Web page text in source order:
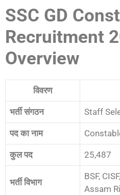
SSC GD
Recruitment
Overview
विवरण
भर्ती संगठन Staff
पद का नाम
कुल पद 25,487
भर्ती विभाग
BSF,
Assam